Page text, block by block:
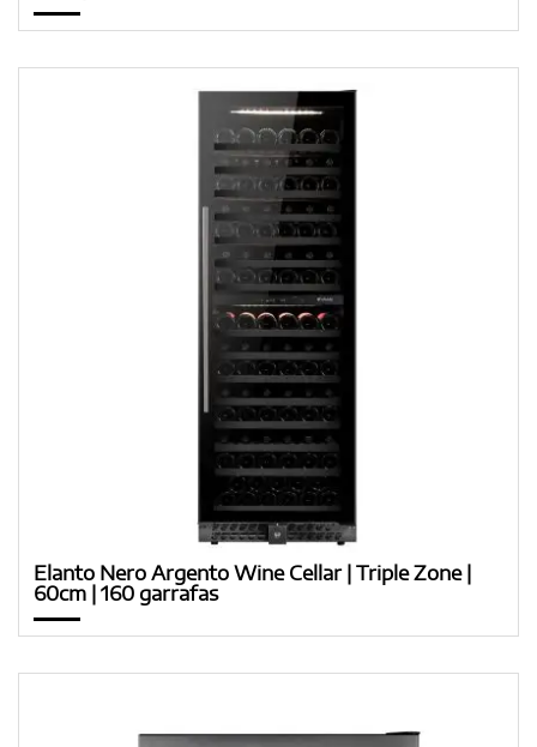
Elanto Nero Argento Wine Cellar | Triple Zone |
60cm | 160 garrafas